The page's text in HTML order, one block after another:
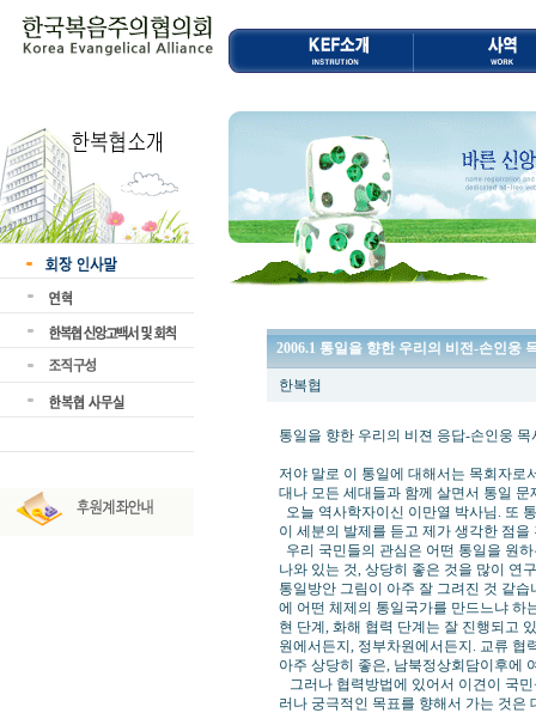
2006.1 통일을 향한 우리의 비전-손인웅
한복협
통일을 향한 우리의 비젼 응답-손인웅 목
저야 말로 이 통일에 대해서는 목회자로
대나 모든 세대들과 함께 살면서 통일
오늘 역사학자이신 이만열 박사님. 또
이 세분의 발제를 듣고 제가 생각한 점
우리 국민들의 관심은 어떤 통일을 원
나와 있는 것, 상당히 좋은 것을 많이 연
통일방안 그림이 아주 잘 그려진 것 같
에 어떤 체제의 통일국가를 만드느냐 하
현 단계, 화해 협력 단계는 잘 진행되고
원에서든지, 정부차원에서든지. 교류 협
아주 상당히 좋은, 남북정상회담이후에
그러나 협력방법에 있어서 이견이 국
러나 궁극적인 목표를 향해서 가는 것은